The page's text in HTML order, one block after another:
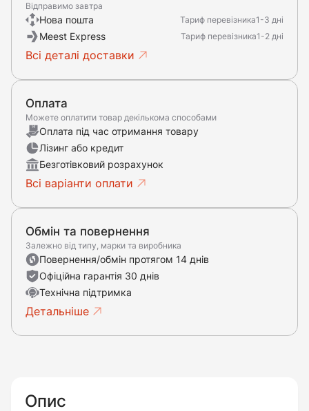
Відправимо завтра
Нова пошта Тариф перевізника1-3 дні
Meest Express Тариф перевізника1-2 дні
Всі деталі доставки
Оплата
Можете оплатити товар декількома способами
Оплата під час отримання товару
Лізинг або кредит
Безготівковий розрахунок
Всі варіанти оплати
Обмін та повернення
Залежно від типу, марки та виробника
Повернення/обмін протягом 14 днів
Офіційна гарантія 30 днів
Технічна підтримка
Детальніше
Опис